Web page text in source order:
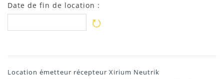
Date de fin de location :
Location émetteur récepteur Xirium Neutrik